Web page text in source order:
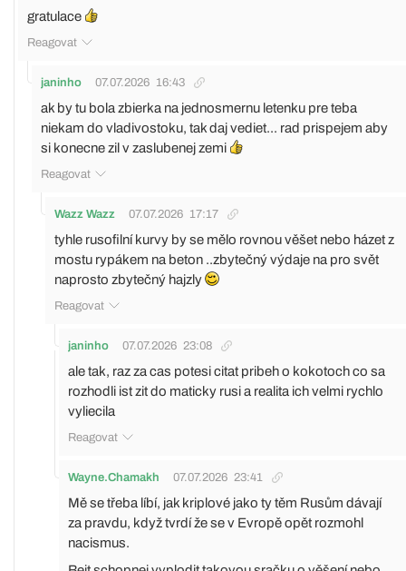
gratulace
Reagovat
janinho 07.07.2026 16:43
ak by tu bola zbierka na jednosmernu letenku pre teba
niekam do vladivostoku, tak daj vediet... rad prispejem aby
si konecne zil v zaslubenej zemi
Reagovat
Wazz Wazz 07.07.2026 17:17
tyhle rusofilní kurvy by se mělo rovnou věšet nebo házet z
mostu rypákem na beton ..zbytečný výdaje na pro svět
naprosto zbytečný hajzly
Reagovat
janinho 07.07.2026 23:08
ale tak, raz za cas potesi citat pribeh o kokotoch co sa
rozhodli ist zit do maticky rusi a realita ich velmi rychlo
vyliecila
Reagovat
Wayne.Chamakh 07.07.2026 23:41
Mě se třeba líbí, jak kriplové jako ty těm Rusům dávají
za pravdu, když tvrdí že se v Evropě opět rozmohl
nacismus.